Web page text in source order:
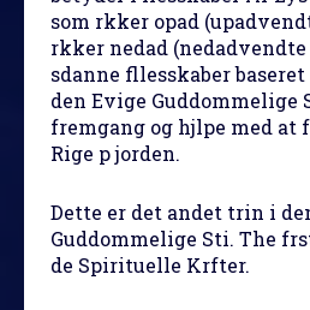
som rkker opad
rkker nedad
sdanne fllesskaber baseret
den Evige Guddommelige
fremgang og hjlpe med at
Rige p jorden.
Dette er det andet trin i
Guddommelige Sti. The
de Spirituelle Krfter.